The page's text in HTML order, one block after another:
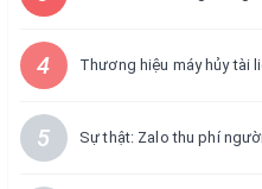
4 Thương hiệu máy hủy tài
5 Sự thật: Zalo thu phí